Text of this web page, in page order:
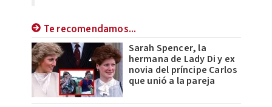
Te recomendamos...
Sarah Spencer, la
hermana de Lady Di y ex
novia del príncipe Carlos
que unió a la pareja